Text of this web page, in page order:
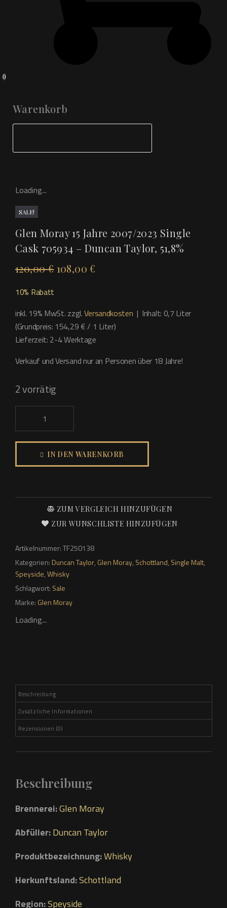
0
Warenkorb
Loading...
SALE!
Glen Moray 15 Jahre 2007/2023 Single
Cask 705934 – Duncan Taylor, 51,8%
120,00€ Ursprünglicher
120,00 €
108,00€
108,00 €.
10% Rabatt
inkl. 19% MwSt. zzgl.Versandkosten | Inhalt: 0,7 Liter
(Grundpreis: 154,29 € / 1 Liter)
Lieferzeit: 2-4 Werktage
Verkauf und Versand nur an Personen über 18 Jahre!
2 vorrätig
15
2007/2023
Taylor,
51,8%
Menge
IN DEN WARENKORB
ZUM VERGLEICH HINZUFÜGEN
ZUR WUNSCHLISTE HINZUFÜGEN
Artikelnummer:TF250138
Kategorien: Duncan Taylor, Glen Moray, Schottland, Single Malt,
Speyside,Whisky
Schlagwort: Sale
Marke: Glen Moray
Loading...
Beschreibung
Zusätzliche Informationen
Rezensionen (0)
Beschreibung
Brennerei:Glen Moray
Abfüller:Duncan Taylor
Produktbezeichnung:Whisky
Herkunftsland:Schottland
Region:Speyside